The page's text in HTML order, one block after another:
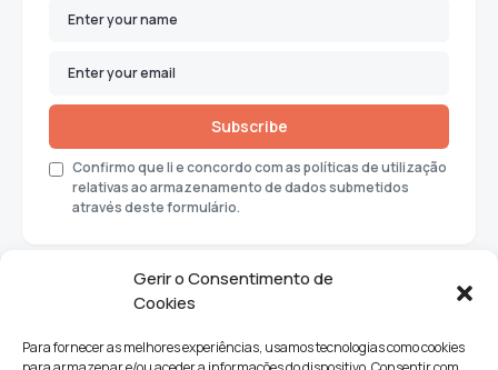
Gerir o Consentimento de
Cookies
Para fornecer as melhores experiências, usamos tecnologias como cookies
Subscribe
Confirmo que li e concordo com as políticas de utilização
relativas ao armazenamento de dados submetidos
através deste formulário.